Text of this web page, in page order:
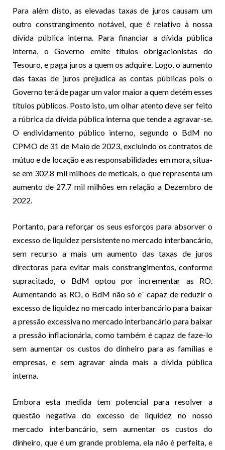
Para além disto, as elevadas taxas de juros causam um
outro constrangimento notável, que é relativo à nossa
dívida pública interna. Para financiar a dívida pública
interna, o Governo emite títulos obrigacionistas do
Tesouro, e paga juros a quem os adquire. Logo, o aumento
das taxas de juros prejudica as contas públicas pois o
Governo terá de pagar um valor maior a quem detém esses
títulos públicos. Posto isto, um olhar atento deve ser feito
a rúbrica da dívida pública interna que tende a agravar-se.
O endividamento público interno, segundo o BdM no
CPMO de 31 de Maio de 2023, excluindo os contratos de
mútuo e de locação e as responsabilidades em mora, situa-
se em 302.8 mil milhões de meticais, o que representa um
aumento de 27.7 mil milhões em relação a Dezembro de
2022.
Portanto, para reforçar os seus esforços para absorver o
excesso de liquidez persistente no mercado interbancário,
sem recurso a mais um aumento das taxas de juros
directoras para evitar mais constrangimentos, conforme
supracitado, o BdM optou por incrementar as RO.
Aumentando as RO, o BdM não só e´ capaz de reduzir o
excesso de liquidez no mercado interbancário para baixar
a pressão excessiva no mercado interbancário para baixar
a pressão inflacionária, como também é capaz de faze-lo
sem aumentar os custos do dinheiro para as famílias e
empresas, e sem agravar ainda mais a dívida pública
interna.
Embora esta medida tem potencial para resolver a
questão negativa do excesso de liquidez no nosso
mercado interbancário, sem aumentar os custos do
dinheiro, que é um grande problema, ela não é perfeita, e